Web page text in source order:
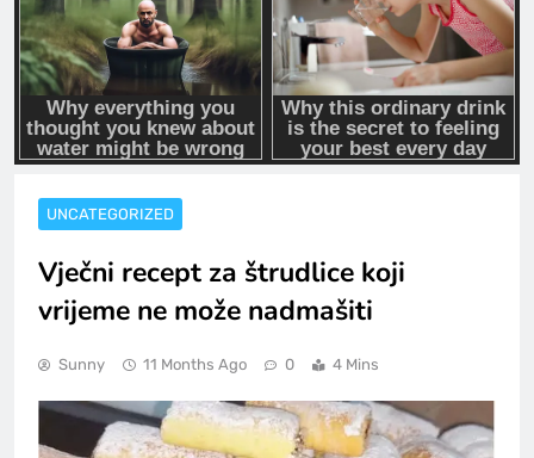
UNCATEGORIZED
Vječni recept za štrudlice koji
vrijeme ne može nadmašiti
Sunny 11 Months Ago 0 4 Mins